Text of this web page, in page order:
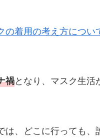
の着用の考え方につい
禍となり、マスク生活
は、どこに行っても